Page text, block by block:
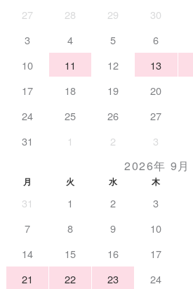
27 28 29 30
3
4 5 6
10
11 12 13
17
18 19 20
24
25 26 27
31
1 2 3
2026年 9月
月 火 水 木
31 1 2 3
7
8 9 10
14
15 16 17
21
22 23 24